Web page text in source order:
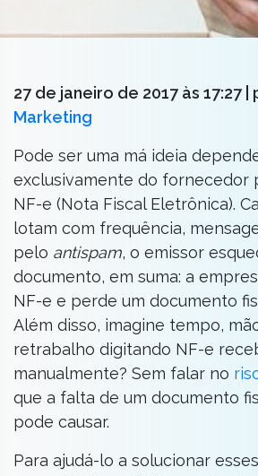
27 de janeiro de 2017 às 17:27|
Marketing
Pode ser uma má ideia
exclusivamente do fornecedor
NF-e (Nota Fiscal Eletrônica).
lotam com frequência,
pelo antispam, o emissor
documento, em suma: a
NF-e e perde um documento
Além disso, imagine tempo,
retrabalho digitando NF-e
manualmente? Sem falar no
que a falta de um documento
pode causar.
Para ajudá-lo a solucionar